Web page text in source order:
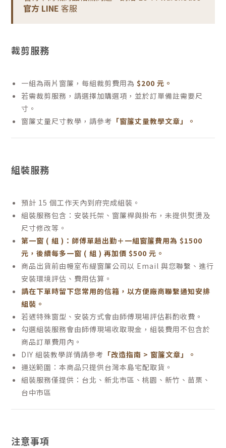
官方 LINE 客服
裁剪服務
一組為兩片窗簾，每組裁剪費用為 $200 元。
若需裁剪服務，請選擇加購選項，並於訂單備註需要尺
寸。
窗簾丈量尺寸教學，請參考 「窗簾丈量教學文章」。
組裝服務
預計 15 個工作天內到府完成組裝。
組裝服務包含：安裝托架、窗簾桿與掛布，未提供熨燙及
尺寸修改等。
第一窗 ( 組 )：師傅單趟出勤＋一組窗簾費用為 $1500
元，後續每多一窗 ( 組 ) 再加價 $500 元。
商品出貨前由幔室布緹窗簾公司以 Email 與您聯繫、進行
安裝環境評估、費用估算。
請在下單時留下您常用的信箱，以方便廠商聯繫通知安排
組裝。
若遇特殊窗型、安裝方式會由師傅現場評估斟酌收費。
勾選組裝服務會由師傅現場收取現金，組裝費用不包含於
商品訂單費用內。
DIY 組裝教學詳情請參考 「改造指南 > 窗簾文章」。
運送範圍：本商品只提供台灣本島宅配取貨。
組裝服務僅提供： 台北、新北市區、桃園、新竹、苗栗、
台中市區
注意事項